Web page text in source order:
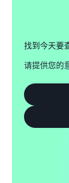
找到今天要
请提供您的